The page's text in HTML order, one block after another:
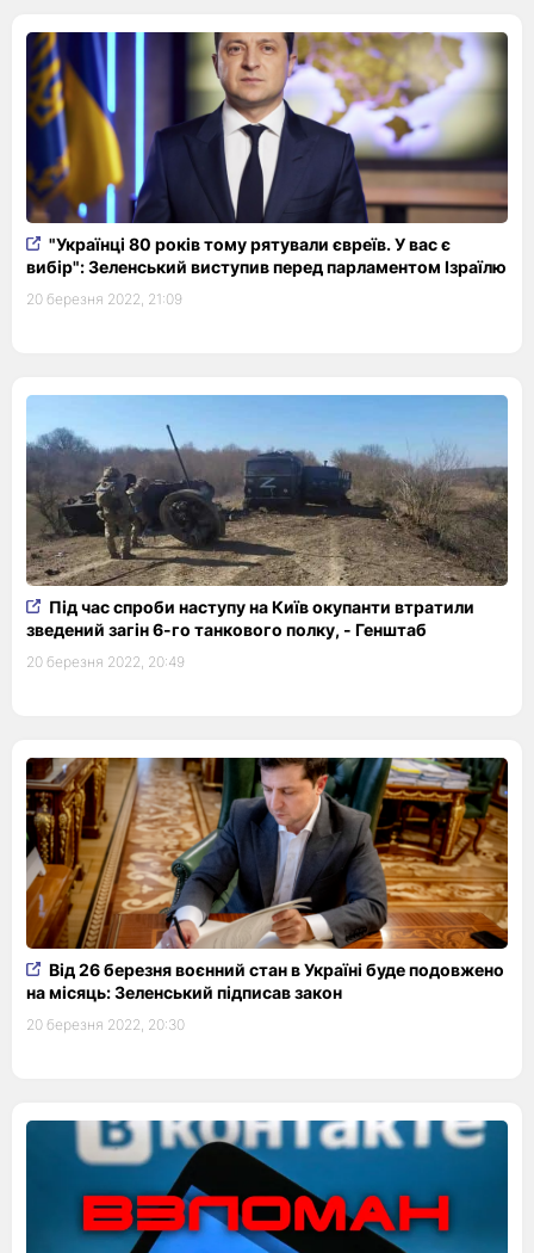
"Українці 80 років тому рятували євреїв. У вас є
вибір": Зеленський виступив перед парламентом Ізраїлю
20 березня 2022, 21:09
Під час спроби наступу на Київ окупанти втратили
зведений загін 6-го танкового полку, - Генштаб
20 березня 2022, 20:49
Від 26 березня воєнний стан в Україні буде подовжено
на місяць: Зеленський підписав закон
20 березня 2022, 20:30